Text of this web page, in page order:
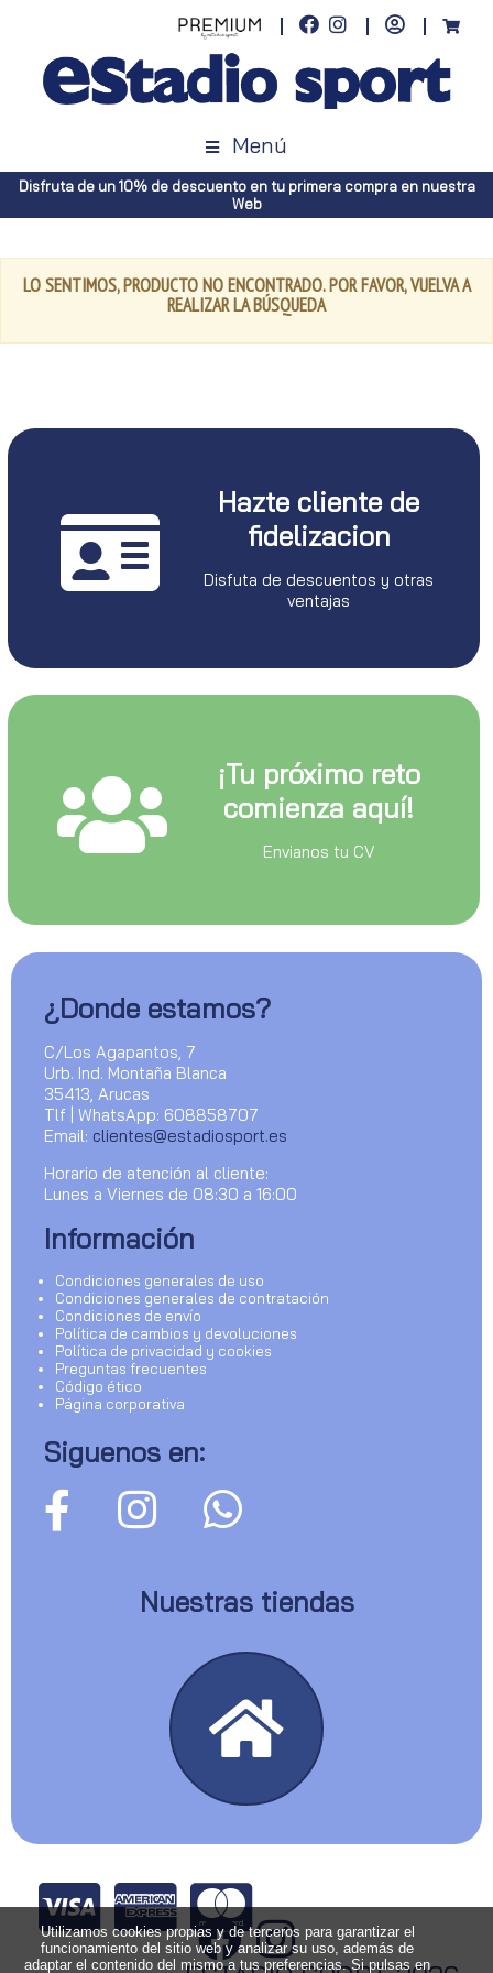
Menú
Disfruta de un 10% de descuento en tu primera compra en nuestra
Web
LO SENTIMOS, PRODUCTO NO ENCONTRADO. POR FAVOR, VUELVA A
REALIZAR LA BÚSQUEDA
Hazte cliente de
fidelizacion
Disfuta de descuentos y otras
ventajas
¡Tu próximo reto
comienza aquí!
Envianos tu CV
¿Donde estamos?
C/Los Agapantos, 7
Urb. Ind. Montaña Blanca
35413, Arucas
Tlf | WhatsApp: 608858707
Email: clientes@estadiosport.es
Horario de atención al cliente:
Lunes a Viernes de 08:30 a 16:00
Información
Condiciones generales de uso
Condiciones generales de contratación
Condiciones de envío
Política de cambios y devoluciones
Política de privacidad y cookies
Preguntas frecuentes
Código ético
Página corporativa
Siguenos en:
Nuestras tiendas
Utilizamos cookies propias y de terceros para garantizar el
funcionamiento del sitio web y analizar su uso, además de
adaptar el contenido del mismo a tus preferencias. Si pulsas en